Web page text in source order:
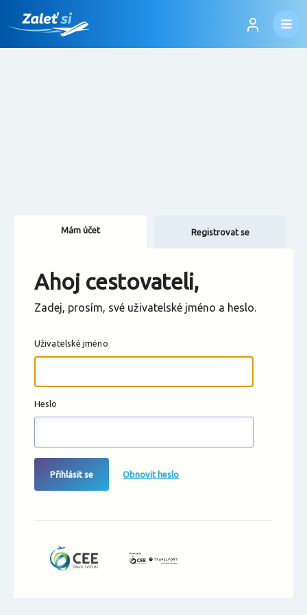
Změnit měnu
Mám účet Registrovat se
Ahoj cestovateli,
Zadej, prosím, své uživatelské jméno a heslo.
Uživatelské jméno
Heslo
Přihlásit se Obnovit heslo